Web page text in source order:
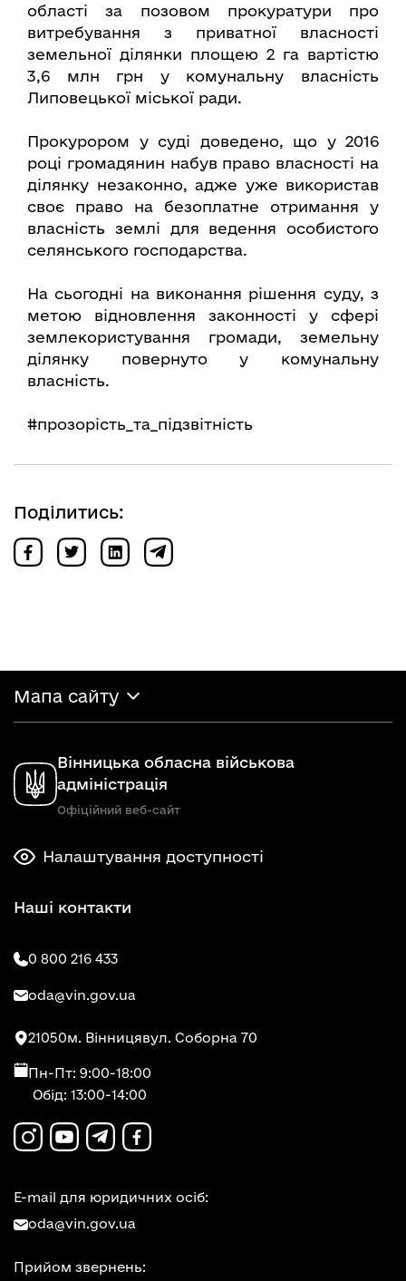
області за позовом прокуратури про
витребування з приватної власності
земельної ділянки площею 2 га вартістю
3,6 млн грн у комунальну власність
Липовецької міської ради.
Прокурором у суді доведено, що у 2016
році громадянин набув право власності на
ділянку незаконно, адже уже використав
своє право на безоплатне отримання у
власність землі для ведення особистого
селянського господарства.
На сьогодні на виконання рішення суду, з
метою відновлення законності у сфері
землекористування громади, земельну
ділянку повернуто у комунальну
власність.
#прозорість_та_підзвітність
Поділитись:
Мапа сайту
Вінницька обласна військова
адміністрація
Офіційний веб-сайт
Налаштування доступності
Наші контакти
0 800 216 433
oda@vin.gov.ua
21050м. Вінницявул. Соборна 70
Пн-Пт: 9:00-18:00
Обід: 13:00-14:00
E-mail для юридичних осіб:
oda@vin.gov.ua
Прийом звернень: